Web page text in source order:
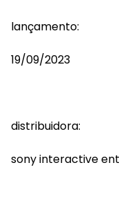
lançamento:
19/09/2023
distribuidora:
sony interactive